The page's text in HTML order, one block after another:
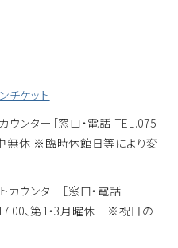
チケット
ウンター ［窓口・電話 TEL.075-
無休 ※臨時休館日等により変
カウンター ［窓口・電話
、第1・3月曜休 ※祝日の